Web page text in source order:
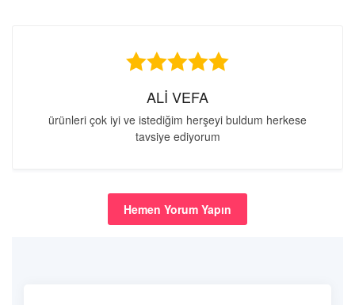
ALİ VEFA
ürünleri çok iyi ve istediğim herşeyi buldum herkese
tavsiye ediyorum
Hemen Yorum Yapın